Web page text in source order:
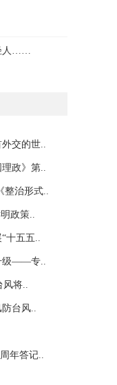
人……
交的世..
政》第..
治形式..
政策..
十五五..
级——专..
风将..
台风..
年答记..